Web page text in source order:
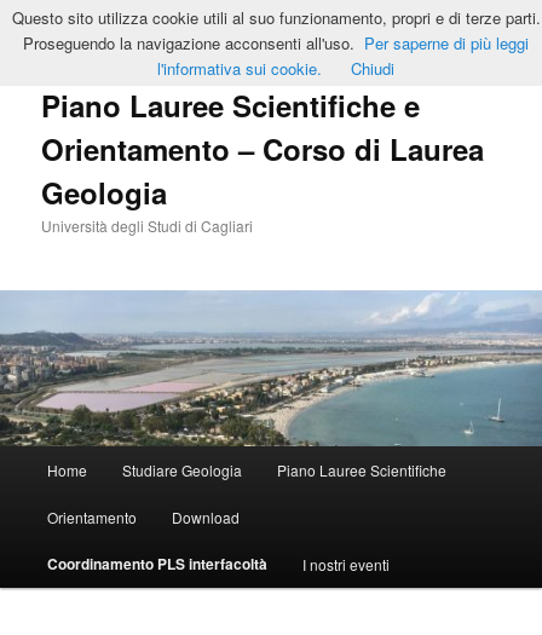
Vai
Piano Lauree Scientifiche e
Orientamento – Corso di Laurea
Geologia
Università degli Studi di Cagliari
Cerca
principale
Home Studiare Geologia Piano Lauree Scientifiche
Orientamento Download
Coordinamento PLS interfacoltà I nostri eventi
Questo sito utilizza cookie utili al suo funzionamento, propri e di terze parti.
Proseguendo la navigazione acconsenti all'uso. Per saperne di più leggi
l'informativa sui cookie.
Chiudi